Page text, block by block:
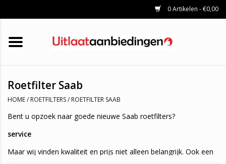
0 Artikelen - €0,00
HOME
KATALYSATOREN
UNIVERSELE UITLAATDELEN
Roetfilter Saab
HOME/ ROETFILTERS/ ROETFILTER SAAB
Bent u opzoek naar goede nieuwe Saab roetfilters?
service
Maar wij vinden kwaliteit en prijs niet alleen belangrijk. Ook een